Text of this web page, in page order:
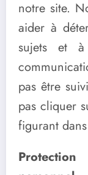
notre site.
aider à
sujets et à
pas être
pas cliquer
figurant